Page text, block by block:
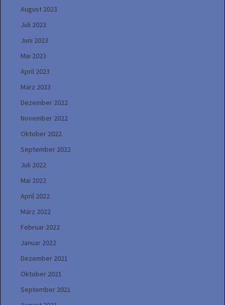
August 2023
Juli 2023
Juni 2023
Mai 2023
April 2023
März 2023
Dezember 2022
November 2022
Oktober 2022
September 2022
Juli 2022
Mai 2022
April 2022
März 2022
Februar 2022
Januar 2022
Dezember 2021
Oktober 2021
September 2021